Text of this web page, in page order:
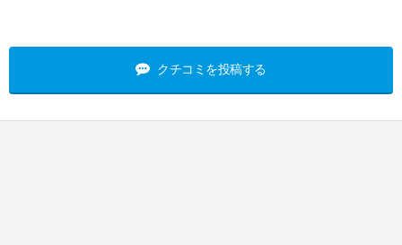
クチコミを投稿する